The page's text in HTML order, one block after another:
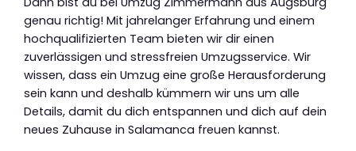
genau richtig! Mit jahrelanger Erfahrung und einem
hochqualifizierten Team bieten wir dir einen
zuverlässigen und stressfreien Umzugsservice. Wir
wissen, dass ein Umzug eine große Herausforderung
sein kann und deshalb kümmern wir uns um alle
Details, damit du dich entspannen und dich auf dein
neues Zuhause in Salamanca freuen kannst.